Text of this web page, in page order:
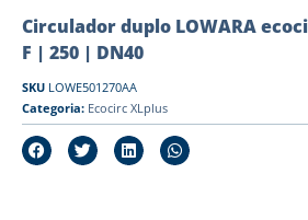
Circulador duplo LOWARA
F | 250 | DN40
SKU LOWE501270AA
Categoria: Ecocirc XLplus